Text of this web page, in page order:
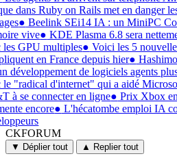
dans Ruby on Rails met en danger
● Beelink SEi14 IA : un MiniPC
vive● KDE Plasma 6.8 sera
les GPU multiples● Voici les 5
en France depuis hier●
développement de logiciels agents
le "radical d'internet" qui a aidé
à se connecter en ligne● Prix Xbox
encore● L'hécatombe emploi IA
CKFORUM
CKFORUM
Forums
▼ Déplier tout ▲ Replier tout